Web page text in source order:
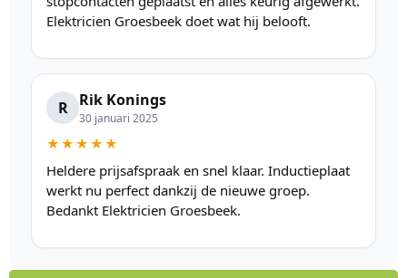
Elektricien Groesbeek doet wat hij belooft.
R Rik Konings
30 januari 2025
★★★★★
Heldere prijsafspraak en snel klaar. Inductieplaat
werkt nu perfect dankzij de nieuwe groep.
Bedankt Elektricien Groesbeek.